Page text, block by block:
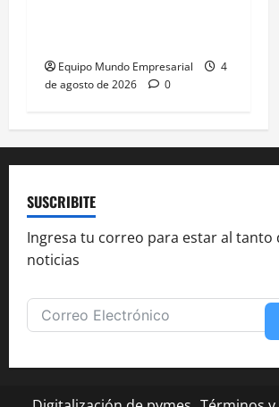
Equipo Mundo Empresarial
4
de agosto de 2026
0
SUSCRIBITE
Ingresa tu correo para estar al tanto
noticias